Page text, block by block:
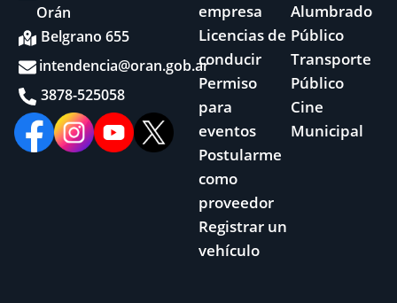
Orán
Belgrano 655
intendencia@oran.gob.ar
3878-525058
empresa
Licencias de
conducir
Permiso
para
eventos
Postularme
como
proveedor
Registrar un
vehículo
Alumbrado
Público
Transporte
Público
Cine
Municipal